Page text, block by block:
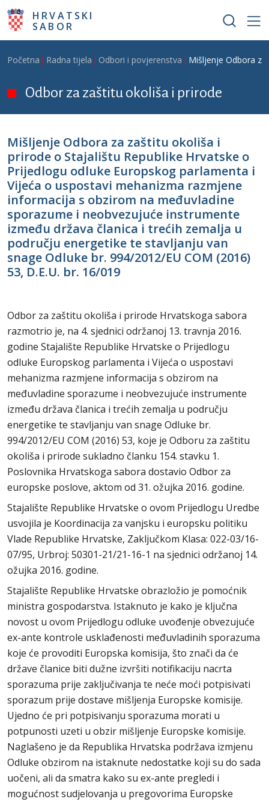
Skoči na glavni sadržaj
HRVATSKI
SABOR
Breadcrumb
Početna Radna tijela Odbori i povjerenstva Mišljenje Odbora
Odbor za zaštitu okoliša i prirode
Mišljenje Odbora za zaštitu okoliša i
prirode o Stajalištu Republike Hrvatske o
Prijedlogu odluke Europskog parlamenta i
Vijeća o uspostavi mehanizma razmjene
informacija s obzirom na međuvladine
sporazume i neobvezujuće instrumente
između država članica i trećih zemalja u
području energetike te stavljanju van
snage Odluke br. 994/2012/EU COM (2016)
53, D.E.U. br. 16/019
Odbor za zaštitu okoliša i prirode Hrvatskoga sabora
razmotrio je, na 4. sjednici održanoj 13. travnja 2016.
godine Stajalište Republike Hrvatske o Prijedlogu
odluke Europskog parlamenta i Vijeća o uspostavi
mehanizma razmjene informacija s obzirom na
međuvladine sporazume i neobvezujuće instrumente
između država članica i trećih zemalja u području
energetike te stavljanju van snage Odluke br.
994/2012/EU COM (2016) 53, koje je Odboru za zaštitu
okoliša i prirode sukladno članku 154. stavku 1.
Poslovnika Hrvatskoga sabora dostavio Odbor za
europske poslove, aktom od 31. ožujka 2016. godine.
Stajalište Republike Hrvatske o ovom Prijedlogu Uredbe
usvojila je Koordinacija za vanjsku i europsku politiku
Vlade Republike Hrvatske, Zaključkom Klasa: 022-03/16-
07/95, Urbroj: 50301-21/21-16-1 na sjednici održanoj 14.
ožujka 2016. godine.
Stajalište Republike Hrvatske obrazložio je pomoćnik
ministra gospodarstva. Istaknuto je kako je ključna
novost u ovom Prijedlogu odluke uvođenje obvezujuće
ex-ante kontrole usklađenosti međuvladinih sporazuma
koje će provoditi Europska komisija, što znači da će
države članice biti dužne izvršiti notifikaciju nacrta
sporazuma prije zaključivanja te neće moći potpisivati
sporazum prije dostave mišljenja Europske komisije.
Ujedno će pri potpisivanju sporazuma morati u
potpunosti uzeti u obzir mišljenje Europske komisije.
Naglašeno je da Republika Hrvatska podržava izmjenu
Odluke obzirom na istaknute nedostatke koji su do sada
uočeni, ali da smatra kako su ex-ante pregledi i
mogućnost sudjelovanja u pregovorima Europske